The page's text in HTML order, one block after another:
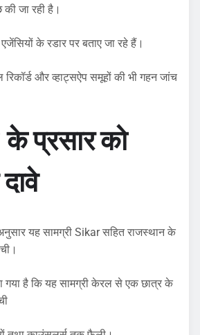
जा रही है।
के रडार पर बताए जा रहे हैं।
और व्हाट्सऐप समूहों की भी गहन जांच
के प्रसार को
यह सामग्री Sikar सहित राजस्थान के
गया है कि यह सामग्री केरल से एक छात्र के